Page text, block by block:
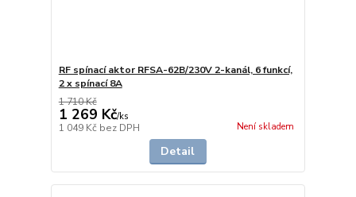
RF spínací aktor RFSA-62B/230V 2-kanál, 6 funkcí,
2 x spínací 8A
1 710 Kč
1 269 Kč/ks
1 049 Kč bez DPH Není skladem
Detail